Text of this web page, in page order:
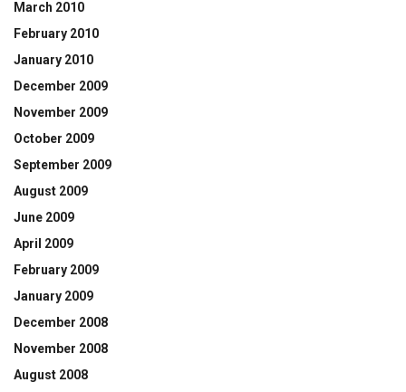
March 2010
February 2010
January 2010
December 2009
November 2009
October 2009
September 2009
August 2009
June 2009
April 2009
February 2009
January 2009
December 2008
November 2008
August 2008